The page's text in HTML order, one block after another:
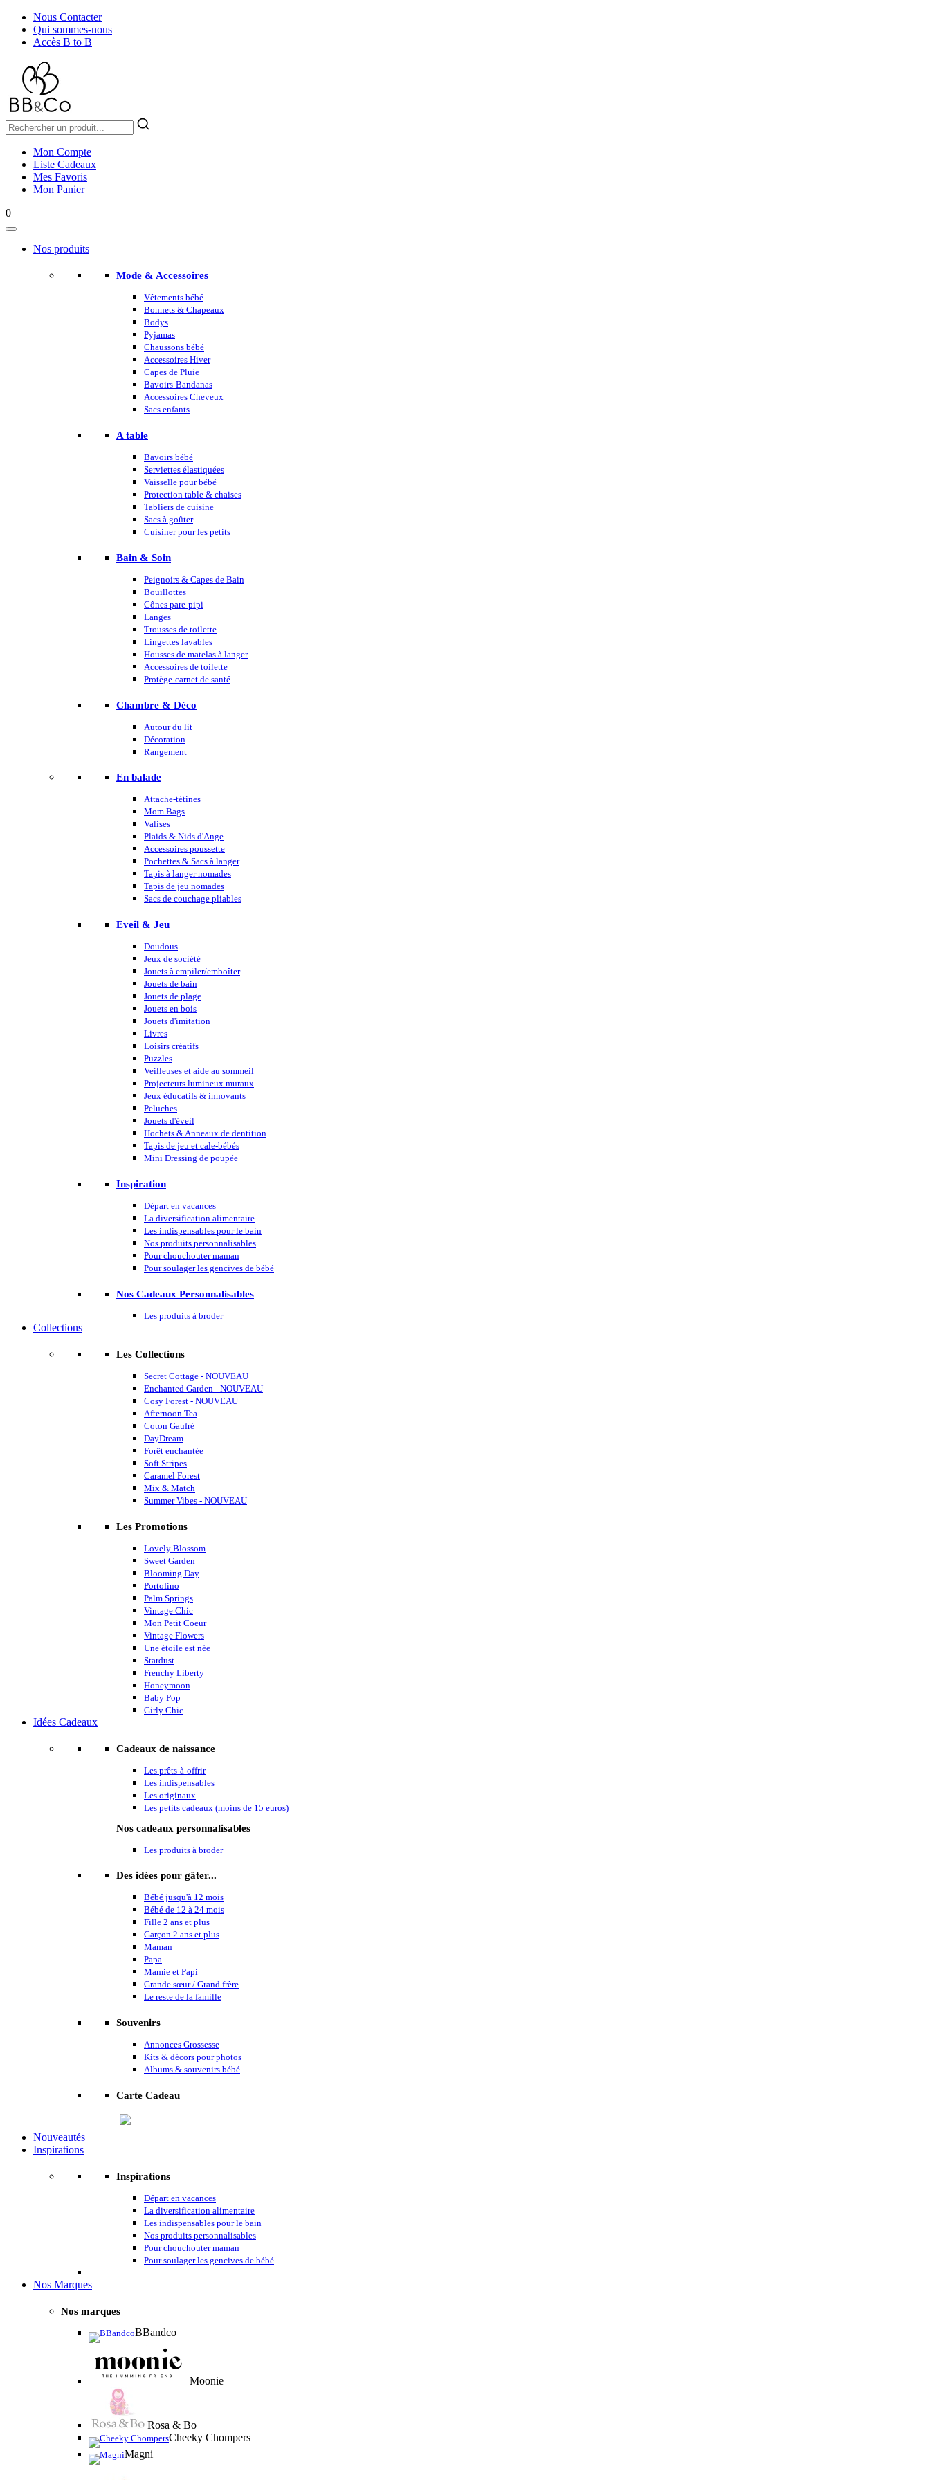
Nous Contacter
Qui sommes-nous
Accès B to B
Mon Compte
Liste Cadeaux
Mes Favoris
Mon Panier
0
Nos produits
Mode & Accessoires
Vêtements bébé
Bonnets & Chapeaux
Bodys
Pyjamas
Chaussons bébé
Accessoires Hiver
Capes de Pluie
Bavoirs-Bandanas
Accessoires Cheveux
Sacs enfants
A table
Bavoirs bébé
Serviettes élastiquées
Vaisselle pour bébé
Protection table & chaises
Tabliers de cuisine
Sacs à goûter
Cuisiner pour les petits
Bain & Soin
Peignoirs & Capes de Bain
Bouillottes
Cônes pare-pipi
Langes
Trousses de toilette
Lingettes lavables
Housses de matelas à langer
Accessoires de toilette
Protège-carnet de santé
Chambre & Déco
Autour du lit
Décoration
Rangement
En balade
Attache-tétines
Mom Bags
Valises
Plaids & Nids d'Ange
Accessoires poussette
Pochettes & Sacs à langer
Tapis à langer nomades
Tapis de jeu nomades
Sacs de couchage pliables
Eveil & Jeu
Doudous
Jeux de société
Jouets à empiler/emboîter
Jouets de bain
Jouets de plage
Jouets en bois
Jouets d'imitation
Livres
Loisirs créatifs
Puzzles
Veilleuses et aide au sommeil
Projecteurs lumineux muraux
Jeux éducatifs & innovants
Peluches
Jouets d'éveil
Hochets & Anneaux de dentition
Tapis de jeu et cale-bébés
Mini Dressing de poupée
Inspiration
Départ en vacances
La diversification alimentaire
Les indispensables pour le bain
Nos produits personnalisables
Pour chouchouter maman
Pour soulager les gencives de bébé
Nos Cadeaux Personnalisables
Les produits à broder
Collections
Les Collections
Secret Cottage - NOUVEAU
Enchanted Garden - NOUVEAU
Cosy Forest - NOUVEAU
Afternoon Tea
Coton Gaufré
DayDream
Forêt enchantée
Soft Stripes
Caramel Forest
Mix & Match
Summer Vibes - NOUVEAU
Les Promotions
Lovely Blossom
Sweet Garden
Blooming Day
Portofino
Palm Springs
Vintage Chic
Mon Petit Coeur
Vintage Flowers
Une étoile est née
Stardust
Frenchy Liberty
Honeymoon
Baby Pop
Girly Chic
Idées Cadeaux
Cadeaux de naissance
Les prêts-à-offrir
Les indispensables
Les originaux
Les petits cadeaux (moins de 15 euros)
Nos cadeaux personnalisables
Les produits à broder
Des idées pour gâter...
Bébé jusqu'à 12 mois
Bébé de 12 à 24 mois
Fille 2 ans et plus
Garçon 2 ans et plus
Maman
Papa
Mamie et Papi
Grande sœur / Grand frère
Le reste de la famille
Souvenirs
Annonces Grossesse
Kits & décors pour photos
Albums & souvenirs bébé
Carte Cadeau
Nouveautés
Inspirations
Inspirations
Départ en vacances
La diversification alimentaire
Les indispensables pour le bain
Nos produits personnalisables
Pour chouchouter maman
Pour soulager les gencives de bébé
Nos Marques
Nos marques
BBandco
Moonie
Rosa & Bo
Cheeky Chompers
Magni